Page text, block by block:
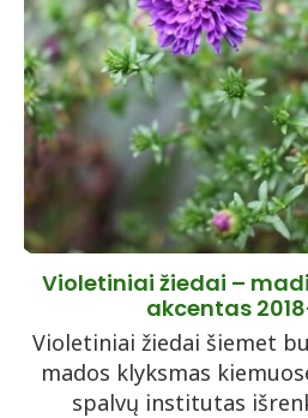
Violetiniai žiedai –
akcentas
Violetiniai žiedai šiemet
mados klyksmas
spalvų institutas